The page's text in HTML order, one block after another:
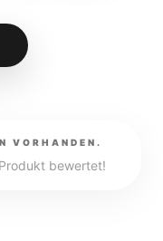
VORHANDEN.
bewertet!